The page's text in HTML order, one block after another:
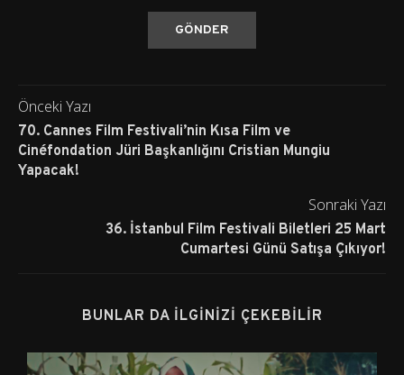
Önceki Yazı
70. Cannes Film Festivali’nin Kısa Film ve
Cinéfondation Jüri Başkanlığını Cristian Mungiu
Yapacak!
Sonraki Yazı
36. İstanbul Film Festivali Biletleri 25 Mart
Cumartesi Günü Satışa Çıkıyor!
BUNLAR DA İLGINIZI ÇEKEBILIR